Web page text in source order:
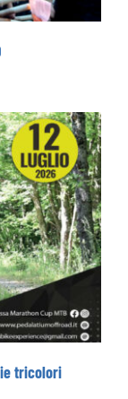
le maglie